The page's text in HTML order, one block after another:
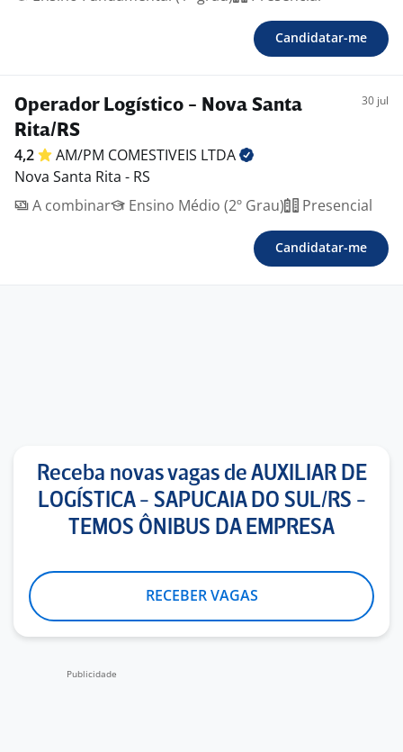
Candidatar-me
Operador Logístico - Nova Santa
Rita/RS
30 jul
4,2 AM/PM COMESTIVEIS LTDA
Nova Santa Rita - RS
A combinar
Ensino Médio (2º Grau) Presencial
Candidatar-me
Receba novas vagas de AUXILIAR DE
LOGÍSTICA - SAPUCAIA DO SUL/RS -
TEMOS ÔNIBUS DA EMPRESA
RECEBER VAGAS